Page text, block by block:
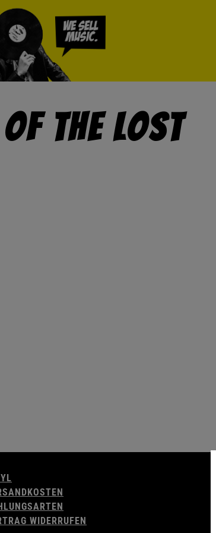
The Lost
WIDERRUFEN